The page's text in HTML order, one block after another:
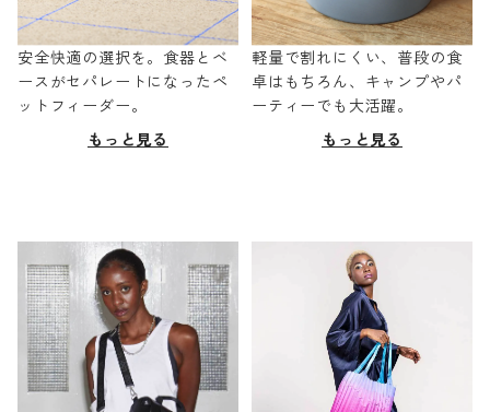
安全快適の選択を。食器とベ
ースがセパレートになったペ
ットフィーダー。
もっと見る
軽量で割れにくい、普段の食
卓はもちろん、キャンプやパ
ーティーでも大活躍。
もっと見る